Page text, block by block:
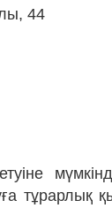
44
тұрарлық